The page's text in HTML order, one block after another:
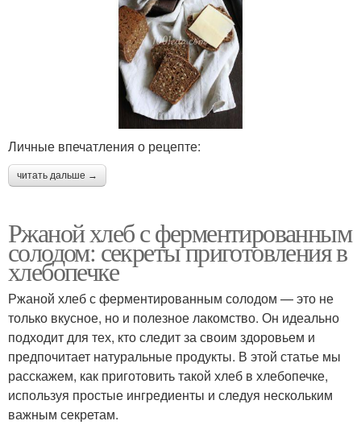
Личные впечатления о рецепте:
читать дальше →
Ржаной хлеб с ферментированным
солодом: секреты приготовления в
хлебопечке
Ржаной хлеб с ферментированным солодом — это не
только вкусное, но и полезное лакомство. Он идеально
подходит для тех, кто следит за своим здоровьем и
предпочитает натуральные продукты. В этой статье мы
расскажем, как приготовить такой хлеб в хлебопечке,
используя простые ингредиенты и следуя нескольким
важным секретам.